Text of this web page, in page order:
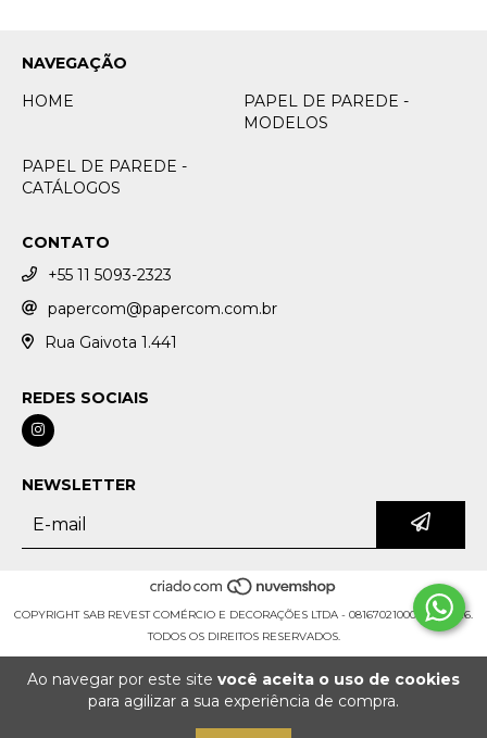
Ao navegar por este site você aceita o uso de cookies
para agilizar a sua experiência de compra.
NAVEGAÇÃO
HOME
PAPEL DE PAREDE -
MODELOS
PAPEL DE PAREDE -
CATÁLOGOS
CONTATO
+55 11 5093-2323
papercom@papercom.com.br
Rua Gaivota 1.441
REDES SOCIAIS
NEWSLETTER
COPYRIGHT SAB REVEST COMÉRCIO E DECORAÇÕES LTDA - 08167021000108 - 2026.
TODOS OS DIREITOS RESERVADOS.